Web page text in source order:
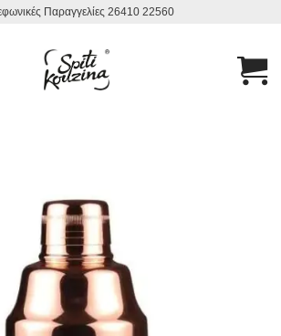
Παραγγελίες 26410 22560